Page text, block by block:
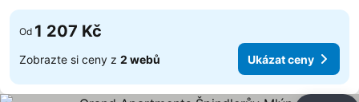
Od 1 207 Kč
Zobrazte si ceny z 2 webů Ukázat ceny